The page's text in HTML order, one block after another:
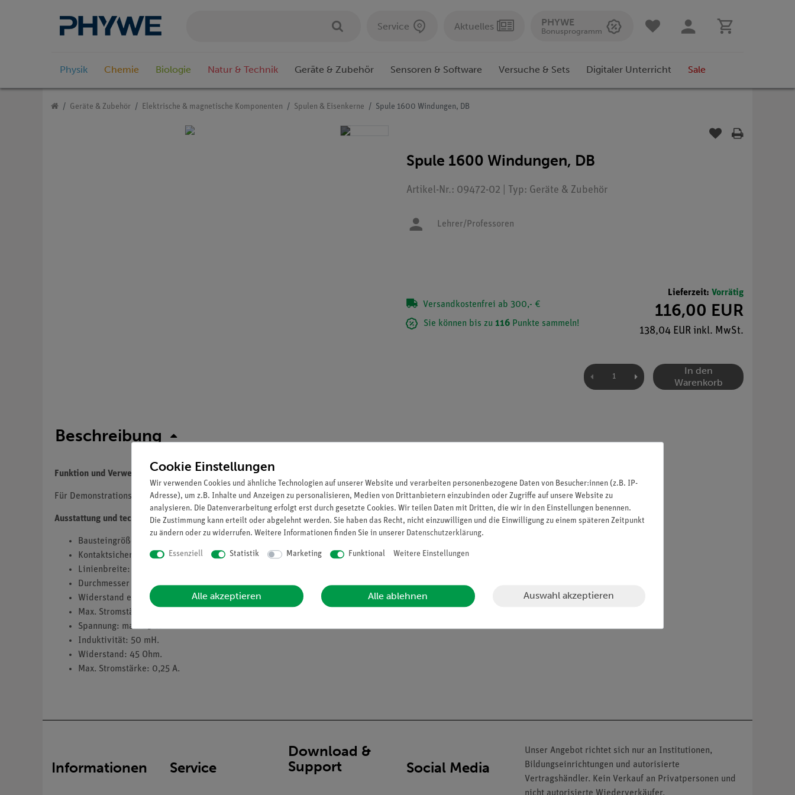
Service Aktuelles PHYWE
Bonusprogramm
Physik Chemie Biologie Natur & Technik Geräte & Zubehör Sensoren & Software Versuche & Sets Digitaler Unterricht Sale
Geräte & Zubehör Elektrische & magnetische Komponenten Spulen & Eisenkerne Spule 1600 Windungen, DB
Spule 1600 Windungen, DB
Artikel-Nr.: 09472-02 | Typ: Geräte & Zubehör
Lehrer/Professoren
Versandkostenfrei ab 300,- €
Sie können bis zu 116 Punkte sammeln!
Lieferzeit: Vorrätig
116,00 EUR
138,04 EUR inkl. MwSt.
In den
Warenkorb
Beschreibung
Funktion und Verwendung
Für Demonstrationsversuche zur Elektrik.
Ausstattung und technische Daten
Bausteingröße (mm): 82 x 82.
Kontaktsicherheit durch Puzzleverzahnung.
Linienbreite: 4 mm.
Durchmesser der Kontaktfläche: 2 mm.
Widerstand eines Kontaktes: ca. 0,02 Ohm.
Max. Stromstärke: 2 A, kurzzeitig 5 A.
Spannung: max. 25 V.
Induktivität: 50 mH.
Widerstand: 45 Ohm.
Max. Stromstärke: 0,25 A.
Informationen Service
Download &
Support
Social Media
Unser Angebot richtet sich nur an Institutionen,
Bildungseinrichtungen und autorisierte
Vertragshändler. Kein Verkauf an Privatpersonen und
Cookie Einstellungen
Wir verwenden Cookies und ähnliche Technologien auf unserer Website und verarbeiten personenbezogene Daten von Besucher:innen (z.B. IP-
Adresse), um z.B. Inhalte und Anzeigen zu personalisieren, Medien von Drittanbietern einzubinden oder Zugriffe auf unsere Website zu
analysieren. Die Datenverarbeitung erfolgt erst durch gesetzte Cookies. Wir teilen Daten mit Dritten, die wir in den Einstellungen benennen.
Die Zustimmung kann erteilt oder abgelehnt werden. Sie haben das Recht, nicht einzuwilligen und die Einwilligung zu einem späteren Zeitpunkt
zu ändern oder zu widerrufen. Weitere Informationen finden Sie in unserer Daten­schutz­erklärung.
Essenziell Statistik Marketing Funktional Weitere Einstellungen
Alle akzeptieren Alle ablehnen Auswahl akzeptieren